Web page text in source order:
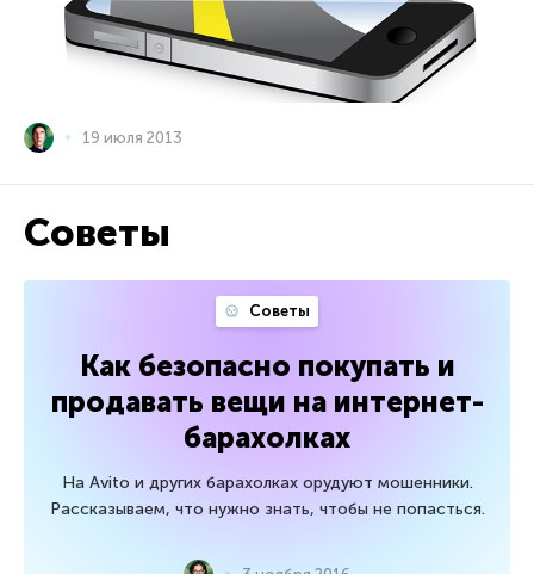
19 июля 2013
Советы
Советы
Как безопасно покупать и
продавать вещи на интернет-
барахолках
На Avito и других барахолках орудуют мошенники.
Рассказываем, что нужно знать, чтобы не попасться.